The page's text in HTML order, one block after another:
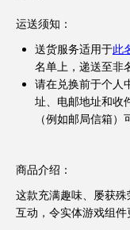
运送须知 ：
送货服务适用于此
名单上，递送至非
请在兑换前于个人
址、电邮地址和收
（例如邮局信箱）
商品介绍：
这款充满趣味、屡获
互动，令实体游戏组件